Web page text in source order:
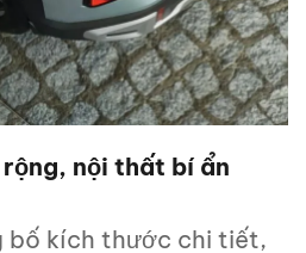
nội thất bí ẩn
bố kích thước chi tiết,